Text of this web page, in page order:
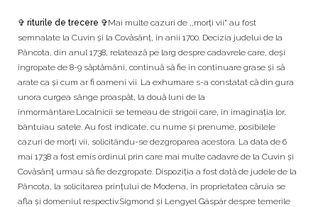
✞ riturile de trecere ✞Mai multe cazuri de ,,morți vii" au fost
semnalate la Cuvin şi la Covăsânț, în anii 1700. Decizia judelui de la
Pâncota, din anul 1738, relatează pe larg despre cadavrele care, deşi
îngropate de 8-9 săptămâni, continuă să fie în continuare grase şi să
arate ca şi cum ar fi oameni vii. La exhumare s-a constatat că din gura
unora curgea sânge proaspăt, la două luni de la
înmormântare.Localnicii se temeau de strigoii care, în imaginația lor,
bântuiau satele. Au fost indicate, cu nume şi prenume, posibilele
cazuri de morți vii, solicitându-se dezgroparea acestora. La data de 6
mai 1738 a fost emis ordinul prin care mai multe cadavre de la Cuvin şi
Covăsânţ urmau să fie dezgropate. Dispoziția a fost dată de judele de la
Pâncota, la solicitarea prințului de Modena, în proprietatea căruia se
afla şi domeniul respectiv.Sigmond şi Lengyel Gáspár despre temerile